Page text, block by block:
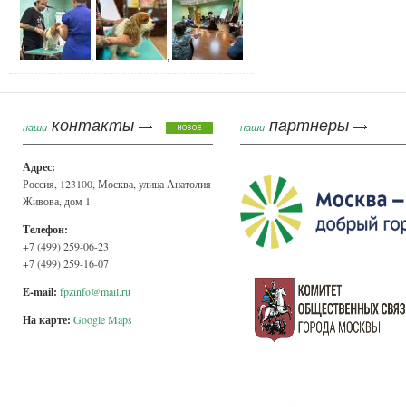
, ,
наши контакты
Адрес:
Россия, 123100, Москва, улица Анатолия
Живова, дом 1
Телефон:
+7 (499) 259-06-23
+7 (499) 259-16-07
E-mail: fpzinfo@mail.ru
На карте: Google Maps
наши партнеры